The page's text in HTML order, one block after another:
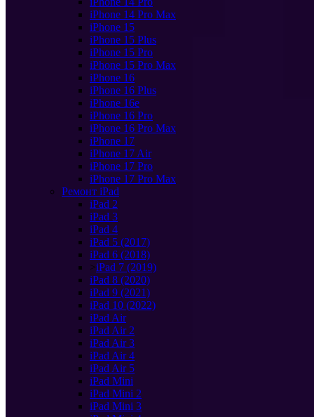
iPhone 14 Pro Max
iPhone 15
iPhone 15 Plus
iPhone 15 Pro
iPhone 15 Pro Max
iPhone 16
iPhone 16 Plus
iPhone 16e
iPhone 16 Pro
iPhone 16 Pro Max
iPhone 17
iPhone 17 Air
iPhone 17 Pro
iPhone 17 Pro Max
Ремонт iPad
iPad 2
iPad 3
iPad 4
iPad 5 (2017)
iPad 6 (2018)
>iPad 7 (2019)
iPad 8 (2020)
iPad 9 (2021)
iPad 10 (2022)
iPad Air
iPad Air 2
iPad Air 3
iPad Air 4
iPad Air 5
iPad Mini
iPad Mini 2
iPad Mini 3